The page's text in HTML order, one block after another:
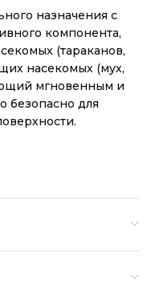
назначения с
компонента,
(тараканов,
насекомых (мух,
мгновенным и
безопасно для